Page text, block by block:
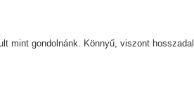
mint gondolnánk. Könnyű, viszont